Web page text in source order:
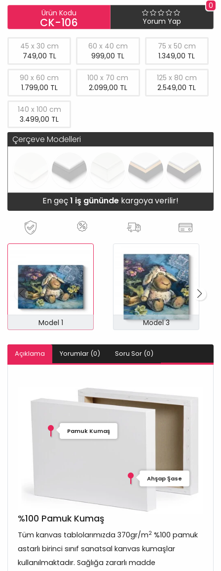
Ürün Kodu
CK-106
0
Yorum Yap
45 x 30 cm
749,00 TL
60 x 40 cm
999,00 TL
75 x 50 cm
1.349,00 TL
90 x 60 cm
1.799,00 TL
100 x 70 cm
2.099,00 TL
125 x 80 cm
2.549,00 TL
140 x 100 cm
3.499,00 TL
Çerçeve Modelleri
En geç1 iş gününde kargoya verilir!
Model 1 Model 3
Açıklama Yorumlar (0) Soru Sor (0)
Pamuk Kumaş
Ahşap Şase
%100 Pamuk Kumaş
Tüm kanvas tablolarımızda 370gr/m2 %100 pamuk
astarlı birinci sınıf sanatsal kanvas kumaşlar
kullanılmaktadır. Sağlığa zararlı madde